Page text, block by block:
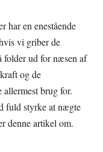
har en enestående
vi griber de
folder ud for næsen af
og de
allermest brug for.
fuld styrke at nægte
denne artikel om.